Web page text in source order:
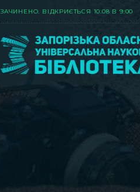
ЗАЧИНЕНО. ВIДКРИЄТЬСЯ 10.08 В 9:00